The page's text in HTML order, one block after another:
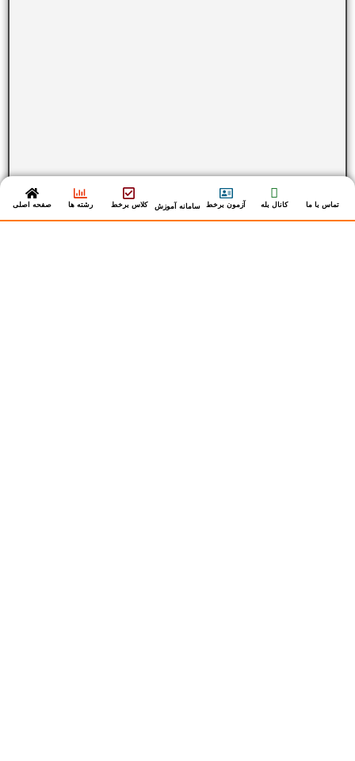
صفحه اصلی رشته ها کلاس برخط سامانه آموزش آزمون برخط کانال بله تماس با ما